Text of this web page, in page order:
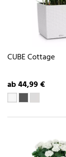
CUBE Cottage
ab 44,99 €